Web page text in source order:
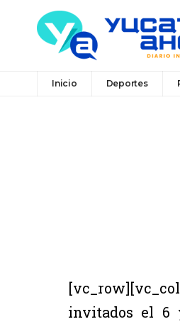
Inicio Deportes
invitados el 6